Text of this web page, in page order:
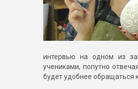
интервью на одном из
учениками, попутно
будет удобнее обращаться